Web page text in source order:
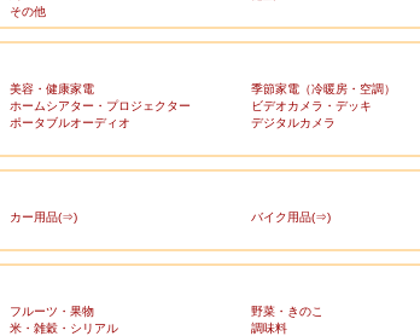
その他
美容・健康家電 季節家電（冷暖房・空調）
ホームシアター・プロジェクター ビデオカメラ・デッキ
ポータブルオーディオ
デジタルカメラ
カー用品(⇒) バイク用品(⇒)
フルーツ・果物 野菜・きのこ
米・雑穀・シリアル 調味料